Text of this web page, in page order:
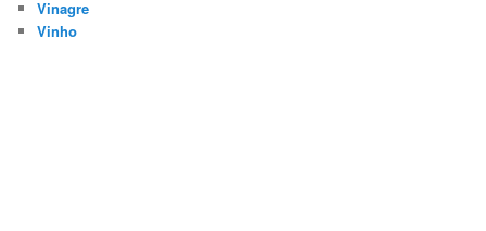
Vinagre
Vinho